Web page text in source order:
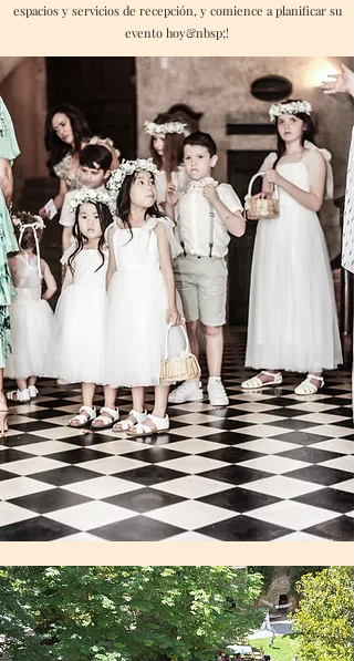
espacios y servicios de recepción, y comience a planificar su
evento hoy&nbsp;!
Contactar